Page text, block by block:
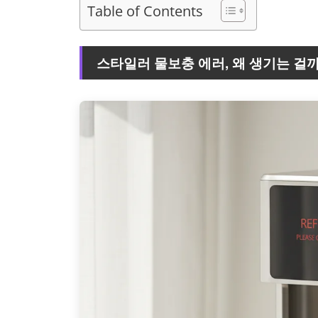
Table of Contents
스타일러 물보충 에러, 왜 생기는 걸